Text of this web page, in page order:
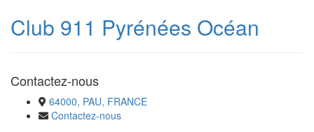
Club 911 Pyrénées Océan
Contactez-nous
64000, PAU, FRANCE
Contactez-nous